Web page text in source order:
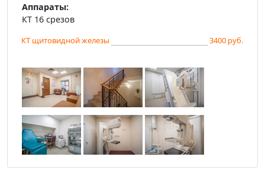
Аппараты:
КТ 16 срезов
КТ щитовидной железы 3400 руб.